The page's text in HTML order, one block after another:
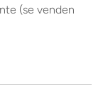
(se venden